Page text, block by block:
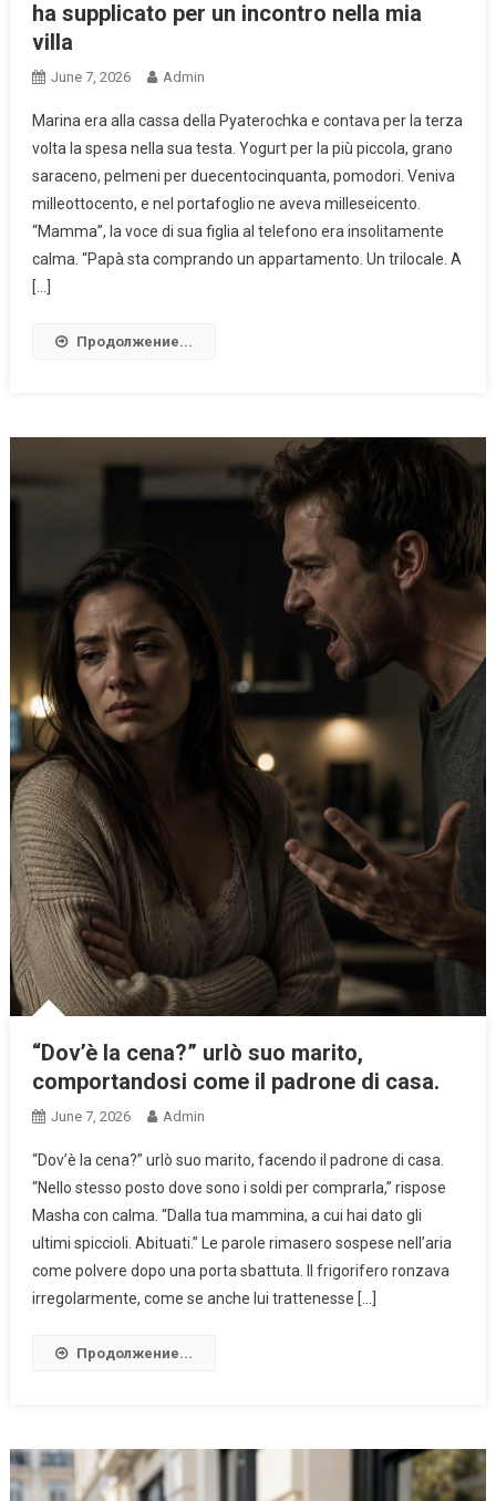
ha supplicato per un incontro nella mia
villa
June 7, 2026 Admin
Marina era alla cassa della Pyaterochka e contava per la terza
volta la spesa nella sua testa. Yogurt per la più piccola, grano
saraceno, pelmeni per duecentocinquanta, pomodori. Veniva
milleottocento, e nel portafoglio ne aveva milleseicento.
“Mamma”, la voce di sua figlia al telefono era insolitamente
calma. “Papà sta comprando un appartamento. Un trilocale. A
[…]
Продолжение...
“Dov’è la cena?” urlò suo marito,
comportandosi come il padrone di casa.
June 7, 2026 Admin
“Dov’è la cena?” urlò suo marito, facendo il padrone di casa.
“Nello stesso posto dove sono i soldi per comprarla,” rispose
Masha con calma. “Dalla tua mammina, a cui hai dato gli
ultimi spiccioli. Abituati.” Le parole rimasero sospese nell’aria
come polvere dopo una porta sbattuta. Il frigorifero ronzava
irregolarmente, come se anche lui trattenesse […]
Продолжение...